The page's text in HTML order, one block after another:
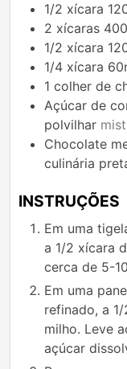
1/2 xícara
2 xícaras
1/2 xícara
1/4 xícara
1 colher de
Açúcar de
polvilhar
Chocolate
culinária
INSTRUÇÕES
Em uma
a 1/2 xícara
cerca de 5-
Em uma
refinado, a
milho. Leve
açúcar